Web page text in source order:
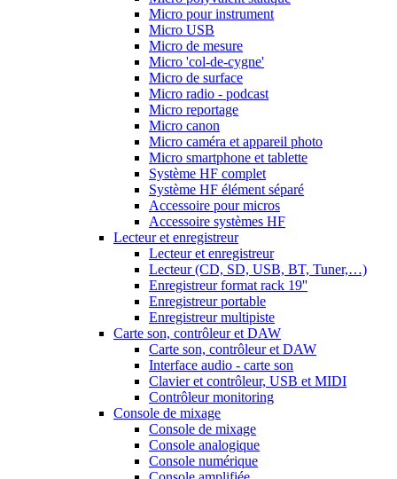
Micro pour instrument
Micro USB
Micro de mesure
Micro 'col-de-cygne'
Micro de surface
Micro radio - podcast
Micro reportage
Micro canon
Micro caméra et appareil photo
Micro smartphone et tablette
Système HF complet
Système HF élément séparé
Accessoire pour micros
Accessoire systèmes HF
Lecteur et enregistreur
Lecteur et enregistreur
Lecteur (CD, SD, USB, BT, Tuner,…)
Enregistreur format rack 19''
Enregistreur portable
Enregistreur multipiste
Carte son, contrôleur et DAW
Carte son, contrôleur et DAW
Interface audio - carte son
Clavier et contrôleur, USB et MIDI
Contrôleur monitoring
Console de mixage
Console de mixage
Console analogique
Console numérique